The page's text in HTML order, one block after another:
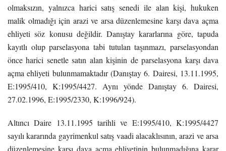
olmaksızın, yalnızca harici satış senedi ile alan kişi, hukuken
malik olmadığı için arazi ve arsa düzenlemesine karşı dava açma
ehliyeti söz konusu değildir. Danıştay kararlarına göre, tapuda
kayıtlı olup parselasyona tabi tutulan taşınmazı, parselasyondan
önce harici senetle satın alan kişinin de parselasyona karşı dava
açma ehliyeti bulunmamaktadır (Danıştay 6. Dairesi, 13.11.1995,
E:1995/410, K:1995/4427. Aynı yönde Danıştay 6. Dairesi,
27.02.1996, E:1995/2330, K:1996/924).
Altıncı Daire 13.11.1995 tarihli ve E:1995/410, K:1995/4427
sayılı kararında gayrimenkul satış vaadi alacaklısının, arazi ve arsa
düzenlemesine karşı dava açma ehliyetinin bulunmadığına karar